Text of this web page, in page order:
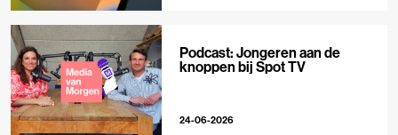
Podcast: Jongeren aan de
knoppen bij Spot TV
24-06-2026